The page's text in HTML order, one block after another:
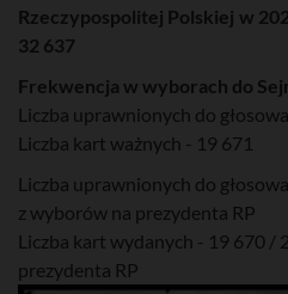
Rzeczypospolitej Polskiej w
32 637
Frekwencja w wyborach do
Liczba uprawnionych do
Liczba kart ważnych - 19 671
Liczba uprawnionych do
z wyborów na prezydenta RP
Liczba kart wydanych - 19 670 /
prezydenta RP